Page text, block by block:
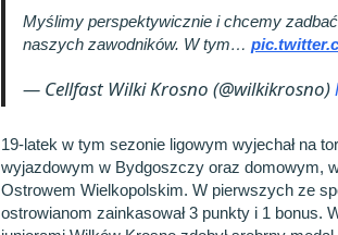
Myślimy perspektywicznie i chcemy
naszych zawodników. W tym…
— Cellfast Wilki Krosno (@wilkikrosno)
19-latek w tym sezonie ligowym wyjechał na
wyjazdowym w Bydgoszczy oraz domowym,
Ostrowem Wielkopolskim. W pierwszych ze
ostrowianom zainkasował 3 punkty i 1 bonus.